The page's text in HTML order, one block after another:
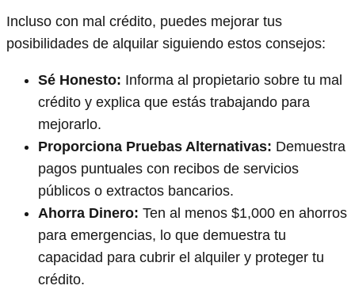
Incluso con mal crédito, puedes mejorar tus
posibilidades de alquilar siguiendo estos consejos:
Sé Honesto: Informa al propietario sobre tu mal
crédito y explica que estás trabajando para
mejorarlo.
Proporciona Pruebas Alternativas: Demuestra
pagos puntuales con recibos de servicios
públicos o extractos bancarios.
Ahorra Dinero: Ten al menos $1,000 en ahorros
para emergencias, lo que demuestra tu
capacidad para cubrir el alquiler y proteger tu
crédito.